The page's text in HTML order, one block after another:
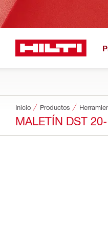
Inicio Productos
MALETÍN DST